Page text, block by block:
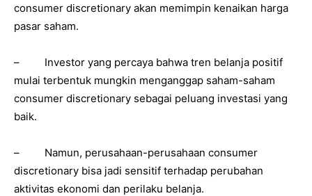
consumer discretionary akan memimpin kenaikan harga
pasar saham.
– Investor yang percaya bahwa tren belanja positif
mulai terbentuk mungkin menganggap saham-saham
consumer discretionary sebagai peluang investasi yang
baik.
– Namun, perusahaan-perusahaan consumer
discretionary bisa jadi sensitif terhadap perubahan
aktivitas ekonomi dan perilaku belanja.